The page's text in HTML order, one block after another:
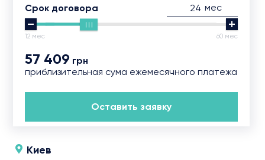
Срок договора мес
12 мес 60 мес
57 409 грн
приблизительная сума ежемесячного платежа
Оставить заявку
Киев